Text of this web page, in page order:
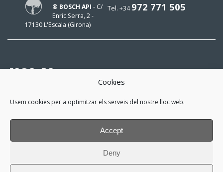
Cookies
Usem cookies per a optimitzar els serveis del nostre lloc web.
Accept
Deny
Tel. +34972 771 505
® BOSCH API - C/
Enric Serra, 2 -
17130 L'Escala (Girona)
HOLA!
i m'interessa estar al dia!
*He llegit i accepto lapolítica de